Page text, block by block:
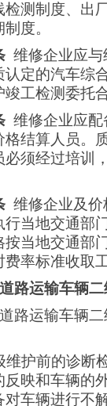
检测制度、出
度。
维修企业应
认定的汽车综
工检测委托
维修企业应
结算人员。
必须经过培训
维修企业及价
行当地交通部
按当地交通部
率标准收取
道路运输车辆二
道路运输车辆二
维护前的诊断
反映和车辆的
对车辆进行不